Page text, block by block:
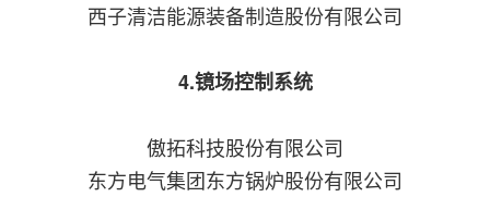
西子清洁能源装备制造股份有限公司
4.镜场控制系统
傲拓科技股份有限公司
东方电气集团东方锅炉股份有限公司